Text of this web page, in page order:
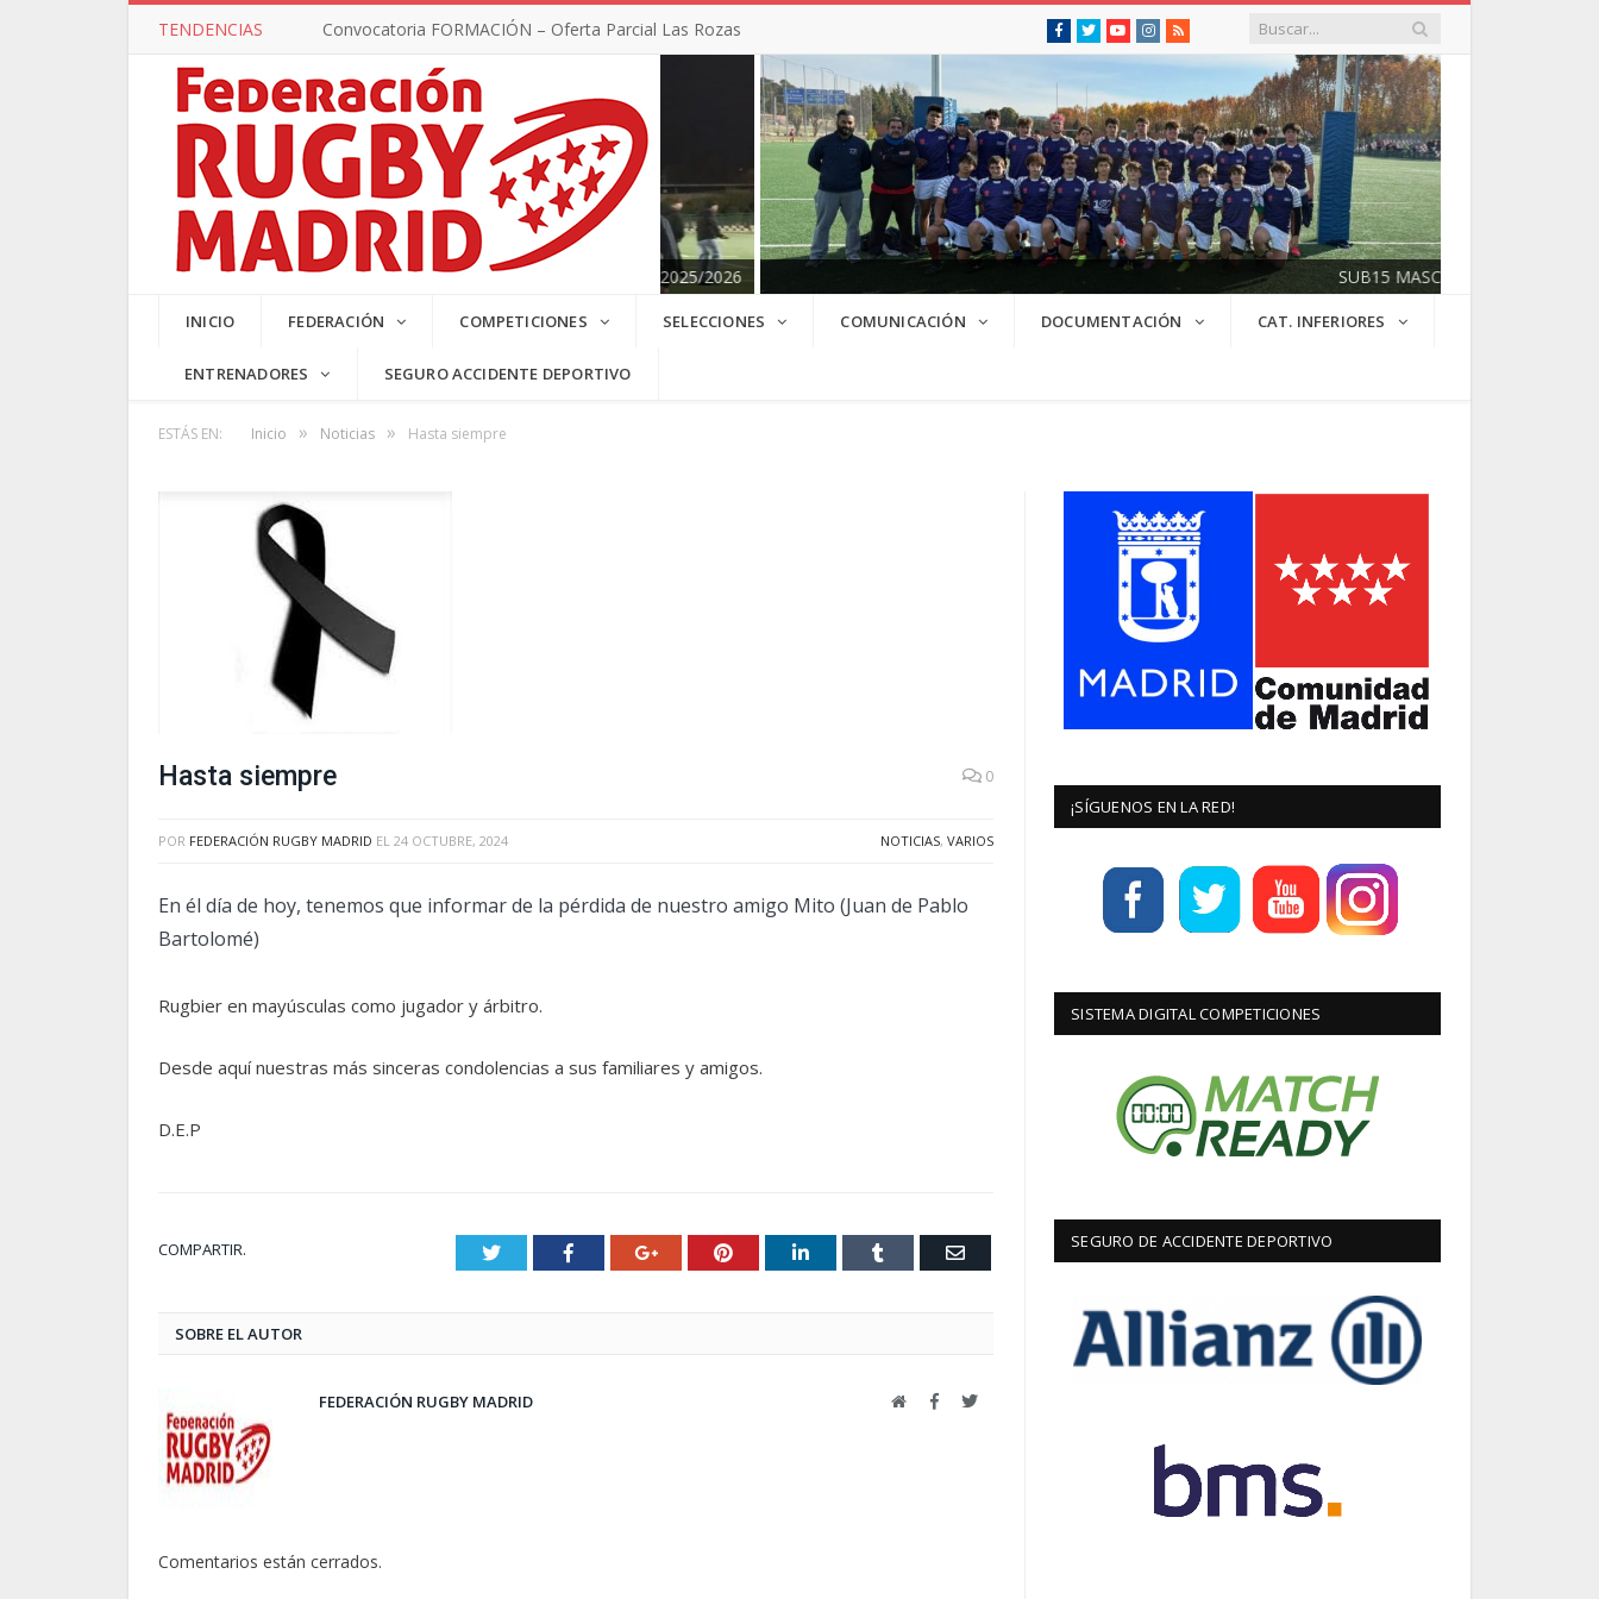
TENDENCIAS Convocatoria FORMACIÓN – Oferta Parcial Las Rozas Facebook
Twitter YoutubeInstagram
RSS
SUB17 MASC 2025/2026 SUB15 MASC 2025/2026
INICIO FEDERACIÓN COMPETICIONES SELECCIONES COMUNICACIÓN DOCUMENTACIÓN CAT. INFERIORES
ENTRENADORES SEGURO ACCIDENTE DEPORTIVO
ESTÁS EN: Inicio » Noticias » Hasta siempre
Hasta siempre 0
POR FEDERACIÓN RUGBY MADRID EL 24 OCTUBRE, 2024 NOTICIAS, VARIOS
En él día de hoy, tenemos que informar de la pérdida de nuestro amigo Mito (Juan de Pablo
Bartolomé)
Rugbier en mayúsculas como jugador y árbitro.
Desde aquí nuestras más sinceras condolencias a sus familiares y amigos.
D.E.P
COMPARTIR. Twitter Facebook Google+ Pinterest LinkedIn Email
SOBRE EL AUTOR
FEDERACIÓN RUGBY MADRID WebFacebookTwitter
Comentarios están cerrados.
¡SÍGUENOS EN LA RED!
SISTEMA DIGITAL COMPETICIONES
SEGURO DE ACCIDENTE DEPORTIVO